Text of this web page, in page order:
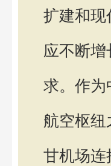
扩建和现
应不断增
求。作为
航空枢纽
甘机场连